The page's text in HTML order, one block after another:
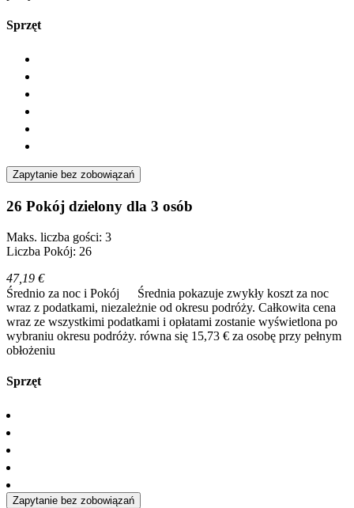
Sprzęt
Zapytanie bez zobowiązań
26 Pokój dzielony dla 3 osób
Maks. liczba gości: 3
Liczba Pokój: 26
47,19 €
Średnio za noc i Pokój
Średnia pokazuje zwykły koszt za noc
wraz z podatkami, niezależnie od okresu podróży. Całkowita cena
wraz ze wszystkimi podatkami i opłatami zostanie wyświetlona po
wybraniu okresu podróży. równa się 15,73 € za osobę przy pełnym
obłożeniu
Sprzęt
Zapytanie bez zobowiązań